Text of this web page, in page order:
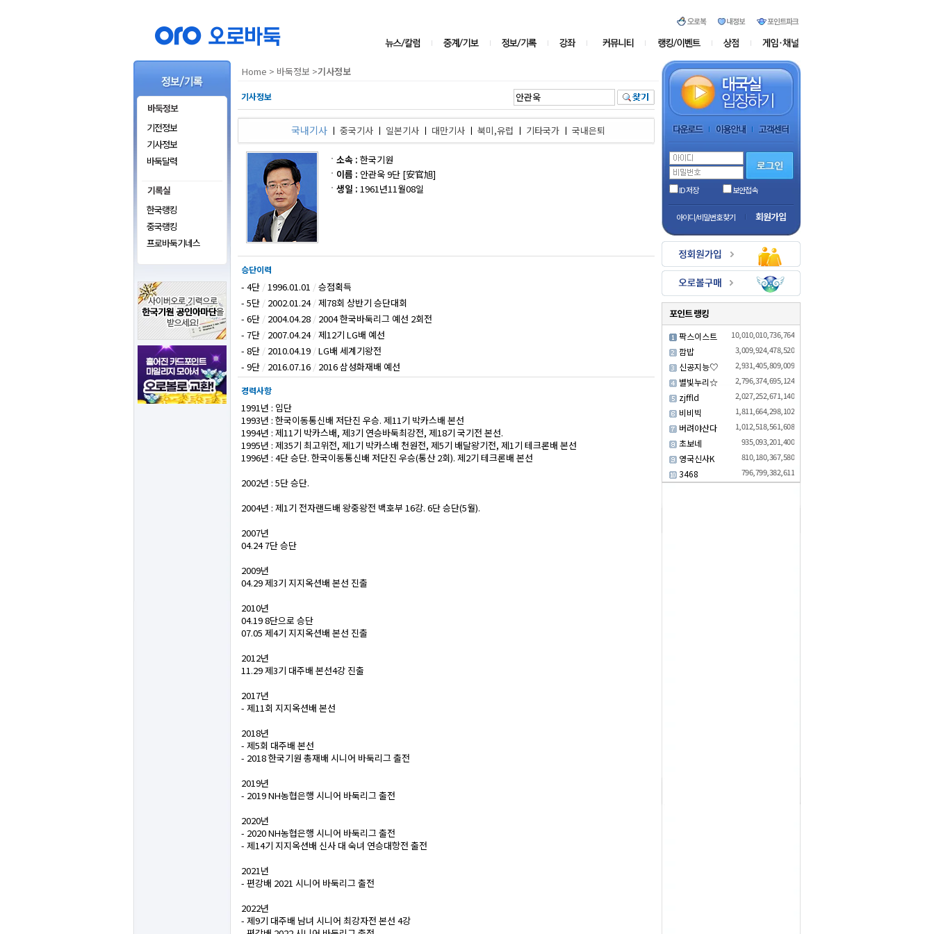
기전정보
기사정보
바둑달력
한국랭킹
중국랭킹
프로바둑기네스
Home > 바둑정보 >기사정보
기사정보
국내기사ㅣ 중국기사ㅣ 일본기사ㅣ 대만기사ㅣ 북미,유럽 ㅣ 기타국가ㅣ 국내은퇴
소속 : 한국기원
이름 : 안관욱 9단 [安官旭]
생일 : 1961년11월08일
승단이력
- 4단 /1996.01.01 /승점획득
- 5단 / 2002.01.24/제78회 상반기 승단대회
- 6단 / 2004.04.28 / 2004 한국바둑리그 예선 2회전
- 7단 / 2007.04.24/제12기 LG배 예선
- 8단 / 2010.04.19 /LG배 세계기왕전
- 9단 / 2016.07.16 / 2016 삼성화재배 예선
경력사항
1991년 : 입단
1993년 : 한국이동통신배 저단진 우승. 제11기 박카스배 본선
1994년 : 제11기 박카스배, 제3기 연승바둑최강전, 제18기 국기전 본선.
1995년 : 제35기 최고위전, 제1기 박카스배 천원전, 제5기 배달왕기전, 제1기 테크론배 본선
1996년 : 4단 승단. 한국이동통신배 저단진 우승(통산 2회). 제2기 테크론배 본선
2002년 : 5단 승단.
2004년 : 제1기 전자랜드배 왕중왕전 백호부 16강. 6단 승단(5월).
2007년
04.24 7단 승단
2009년
04.29 제3기 지지옥션배 본선 진출
2010년
04.19 8단으로 승단
07.05 제4기 지지옥션배 본선 진출
2012년
11.29 제3기 대주배 본선4강 진출
2017년
- 제11회 지지옥션배 본선
2018년
- 제5회 대주배 본선
- 2018 한국기원 총재배 시니어 바둑리그 출전
2019년
- 2019 NH농협은행 시니어 바둑리그 출전
2020년
- 2020 NH농협은행 시니어 바둑리그 출전
- 제14기 지지옥션배 신사 대 숙녀 연승대항전 출전
2021년
- 편강배 2021 시니어 바둑리그 출전
2022년
- 제9기 대주배 남녀 시니어 최강자전 본선 4강
ID 저장 보안접속
아이디/비밀번호 찾기 회원가입
팍스이스트 10,010,010,736,764
깜밥 3,009,924,478,520
신공지능♡ 2,931,405,809,009
별빛누리☆ 2,796,374,695,124
zjffld 2,027,252,671,140
비비빅 1,811,664,298,102
버려야산다 1,012,518,561,608
초보네 935,093,201,400
영국신사K 810,180,367,580
3468 796,799,382,611